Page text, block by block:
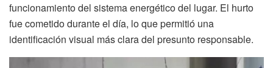
funcionamiento del sistema energético del lugar. El hurto
fue cometido durante el día, lo que permitió una
identificación visual más clara del presunto responsable.